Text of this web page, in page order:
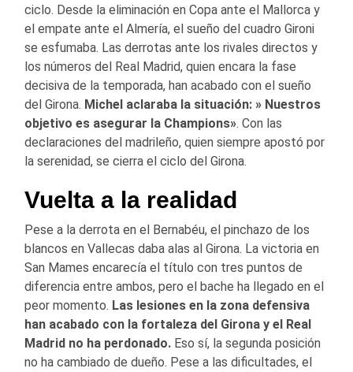
ciclo. Desde la eliminación en Copa ante el Mallorca y
el empate ante el Almería, el sueño del cuadro Gironi
se esfumaba. Las derrotas ante los rivales directos y
los números del Real Madrid, quien encara la fase
decisiva de la temporada, han acabado con el sueño
del Girona. Michel aclaraba la situación: » Nuestros
objetivo es asegurar la Champions». Con las
declaraciones del madrileño, quien siempre apostó por
la serenidad, se cierra el ciclo del Girona.
Vuelta a la realidad
Pese a la derrota en el Bernabéu, el pinchazo de los
blancos en Vallecas daba alas al Girona. La victoria en
San Mames encarecía el título con tres puntos de
diferencia entre ambos, pero el bache ha llegado en el
peor momento. Las lesiones en la zona defensiva
han acabado con la fortaleza del Girona y el Real
Madrid no ha perdonado. Eso sí, la segunda posición
no ha cambiado de dueño. Pese a las dificultades, el